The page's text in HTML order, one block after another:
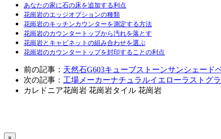
あなたの家に石の床を追加する利点
花崗岩のエッジオプションの種類
花崗岩のキッチンカウンターを測定する方法
花崗岩のカウンタートップから汚れを落とす
花崗岩とキャビネットの組み合わせを選ぶ
花崗岩のカウンタートップを封印することの利点
前の記事： 天然石G603キューブストーンサンシェード
次の記事： 工場メーカーナチュラルイエローラストグ
カレドニア花崗岩 花崗岩タイル 花崗岩